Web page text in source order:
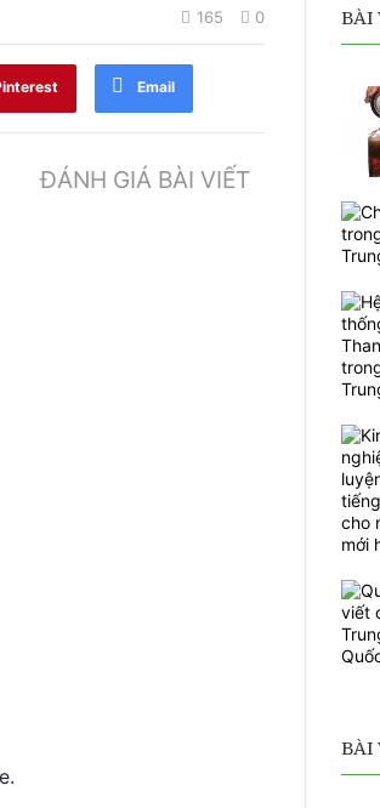
165 0
Email
ĐÁNH GIÁ BÀI VIẾT
BÀI
BÀI